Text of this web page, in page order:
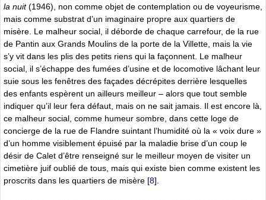
la nuit(1946), non comme objet de contemplation ou de voyeurisme,
mais comme substrat d’un imaginaire propre aux quartiers de
misère. Le malheur social, il déborde de chaque carrefour, de la rue
de Pantin aux Grands Moulins de la porte de la Villette, mais la vie
s’y vit dans les plis des petits riens qui la façonnent. Le malheur
social, il s’échappe des fumées d’usine et de locomotive lâchant leur
suie sous les fenêtres des façades décrépites derrière lesquelles
des enfants espèrent un ailleurs meilleur – alors que tout semble
indiquer qu’il leur fera défaut, mais on ne sait jamais. Il est encore là,
ce malheur social, comme humeur sombre, dans cette loge de
concierge de la rue de Flandre suintant l’humidité où la « voix dure »
d’un homme visiblement épuisé par la maladie brise d’un coup le
désir de Calet d’être renseigné sur le meilleur moyen de visiter un
cimetière juif oublié de tous, mais qui existe bien comme existent les
proscrits dans les quartiers de misère [8].